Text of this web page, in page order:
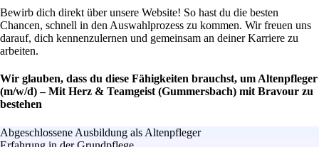
Bewirb dich direkt über unsere Website! So hast du die besten
Chancen, schnell in den Auswahlprozess zu kommen. Wir freuen uns
darauf, dich kennenzulernen und gemeinsam an deiner Karriere zu
arbeiten.
Wir glauben, dass du diese Fähigkeiten brauchst, um Altenpfleger
(m/w/d) – Mit Herz & Teamgeist (Gummersbach) mit Bravour zu
bestehen
Abgeschlossene Ausbildung als Altenpfleger